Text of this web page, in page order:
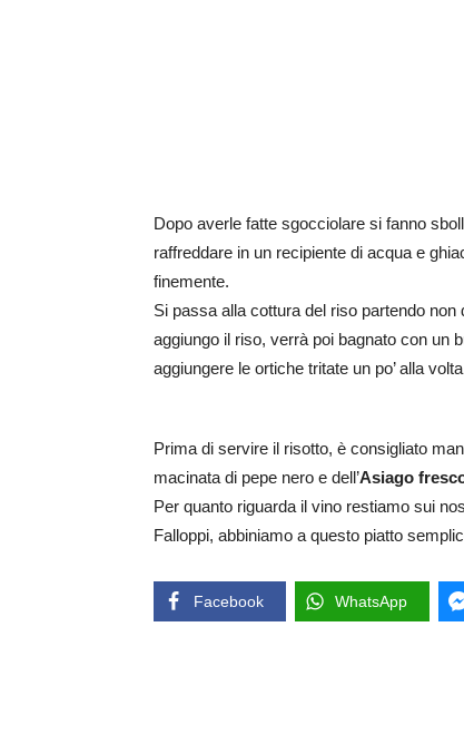
Dopo averle fatte sgocciolare si fanno
raffreddare in un recipiente di acqua e
finemente.
Si passa alla cottura del riso partendo
aggiungo il riso, verrà poi bagnato con un
aggiungere le ortiche tritate un po’ alla
Prima di servire il risotto, è consigliato
macinata di pepe nero e dell’Asiago
Per quanto riguarda il vino restiamo sui
Falloppi, abbiniamo a questo piatto
Facebook WhatsApp